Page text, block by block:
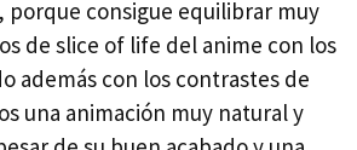
porque consigue equilibrar muy
de slice of life del anime con los
además con los contrastes de
una animación muy natural y